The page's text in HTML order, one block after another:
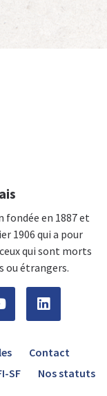
fondée en 1887 et
1906 qui a pour
qui sont morts
ou étrangers.
Contact
SF Nos statuts